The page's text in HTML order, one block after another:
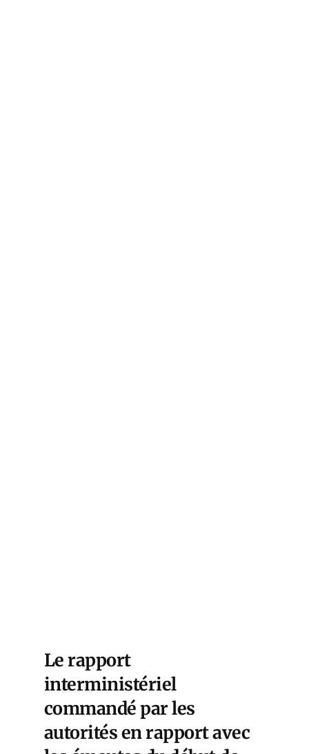
Le rapport
interministériel
commandé par les
autorités en rapport avec